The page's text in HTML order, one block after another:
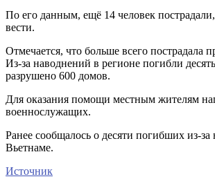
По его данным, ещё 14 человек
вести.
Отмечается, что больше всего пострадала
Из-за наводнений в регионе погибли
разрушено 600 домов.
Для оказания помощи местным жителям
военнослужащих.
Ранее сообщалось о десяти погибших из-
Вьетнаме.
Источник